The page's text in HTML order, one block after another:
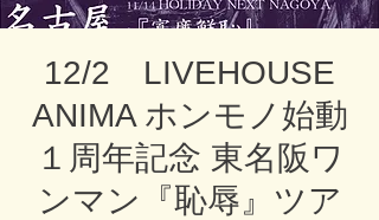
12/2 LIVEHOUSE
ANIMA ホンモノ始動
１周年記念 東名阪ワ
ンマン『恥辱』ツア